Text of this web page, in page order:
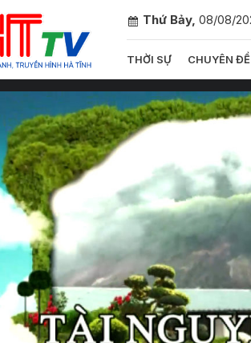
Thứ Bảy, 08/08/
THỜI SỰ CHUYÊN ĐỀ